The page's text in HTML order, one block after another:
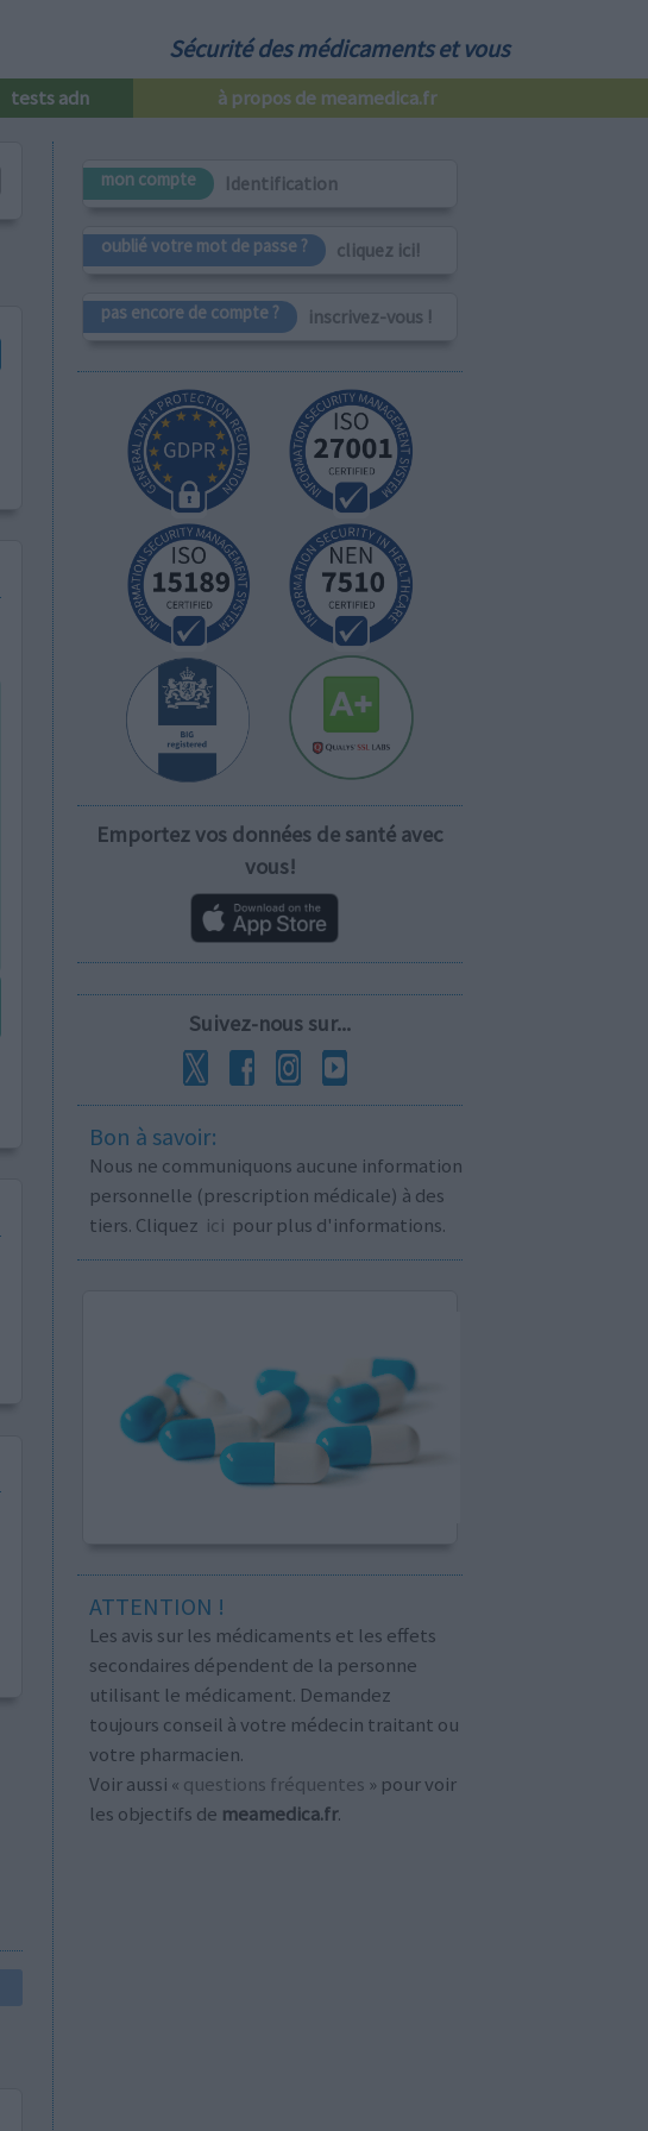
Sécurité des médicaments et vous
tests adn à propos de meamedica.fr
mon compte Identification
oublié votre mot de passe ? cliquez ici!
pas encore de compte ? inscrivez-vous !
Emportez vos données de santé avec
vous!
Suivez-nous sur...
Bon à savoir:
Nous ne communiquons aucune information
personnelle (prescription médicale) à des
tiers. Cliquez ici pour plus d'informations.
ATTENTION !
Les avis sur les médicaments et les effets
secondaires dépendent de la personne
utilisant le médicament. Demandez
toujours conseil à votre médecin traitant ou
votre pharmacien.
Voir aussi « questions fréquentes » pour voir
les objectifs de meamedica.fr.